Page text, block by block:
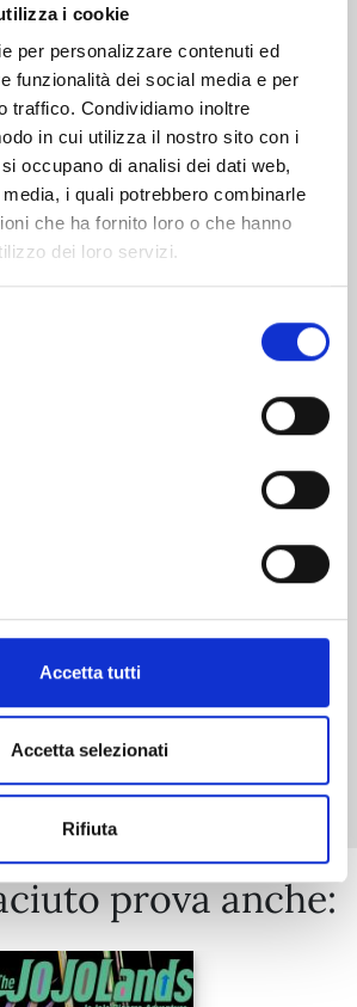
i cookie
per personalizzare contenuti ed
funzionalità dei social media e per
traffico. Condividiamo inoltre
in cui utilizza il nostro sito con i
occupano di analisi dei dati web,
i quali potrebbero combinarle
che ha fornito loro o che hanno
dei loro servizi.
Accetta tutti
Accetta selezionati
Rifiuta
della serie
Mostra tutto
prova anche: